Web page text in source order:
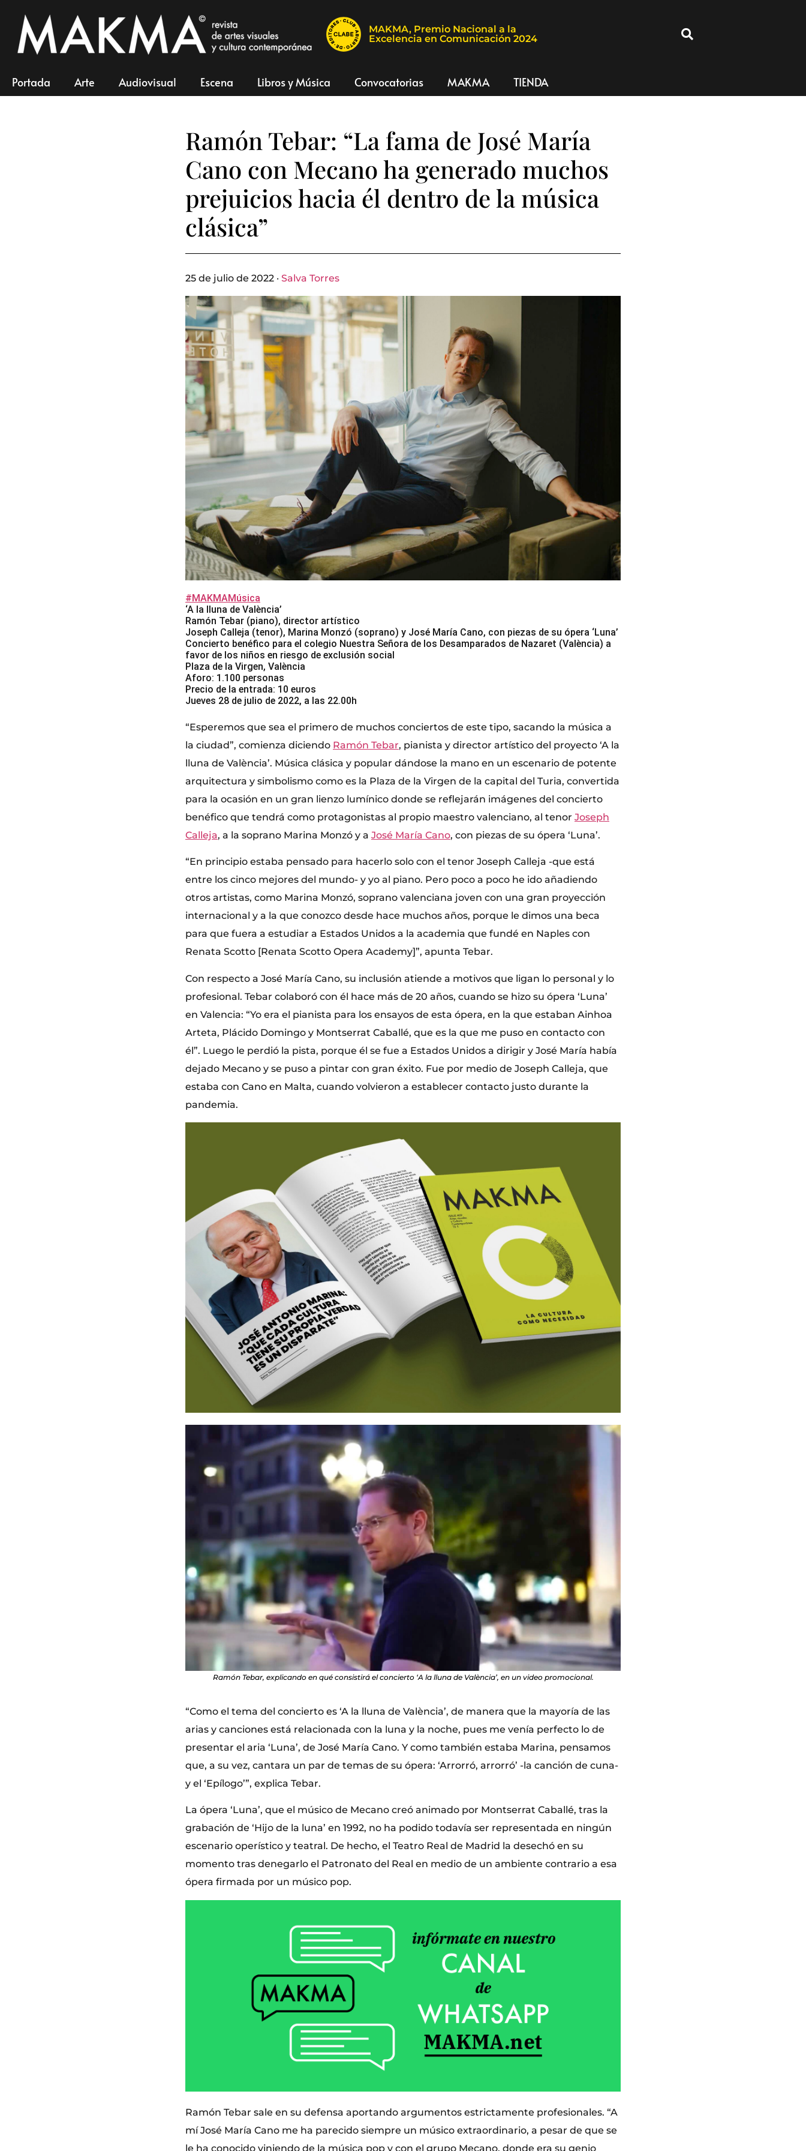
MAKMA, Premio Nacional a la
Excelencia en Comunicación 2024
Portada Arte Audiovisual Escena Libros y Música Convocatorias MAKMA TIENDA
Ramón Tebar: “La fama de José María
Cano con Mecano ha generado muchos
prejuicios hacia él dentro de la música
clásica”
25 de julio de 2022 · Salva Torres
#MAKMAMúsica
‘A la lluna de València’
Ramón Tebar (piano), director artístico
Joseph Calleja (tenor), Marina Monzó (soprano) y José María Cano, con piezas de su ópera ‘Luna’
Concierto benéfico para el colegio Nuestra Señora de los Desamparados de Nazaret (València) a
favor de los niños en riesgo de exclusión social
Plaza de la Virgen, València
Aforo: 1.100 personas
Precio de la entrada: 10 euros
Jueves 28 de julio de 2022, a las 22.00h
“Esperemos que sea el primero de muchos conciertos de este tipo, sacando la música a
la ciudad”, comienza diciendo Ramón Tebar, pianista y director artístico del proyecto ‘A la
lluna de València’. Música clásica y popular dándose la mano en un escenario de potente
arquitectura y simbolismo como es la Plaza de la Virgen de la capital del Turia, convertida
para la ocasión en un gran lienzo lumínico donde se reflejarán imágenes del concierto
benéfico que tendrá como protagonistas al propio maestro valenciano, al tenor Joseph
Calleja, a la soprano Marina Monzó y a José María Cano, con piezas de su ópera ‘Luna’.
“En principio estaba pensado para hacerlo solo con el tenor Joseph Calleja -que está
entre los cinco mejores del mundo- y yo al piano. Pero poco a poco he ido añadiendo
otros artistas, como Marina Monzó, soprano valenciana joven con una gran proyección
internacional y a la que conozco desde hace muchos años, porque le dimos una beca
para que fuera a estudiar a Estados Unidos a la academia que fundé en Naples con
Renata Scotto [Renata Scotto Opera Academy]”, apunta Tebar.
Con respecto a José María Cano, su inclusión atiende a motivos que ligan lo personal y lo
profesional. Tebar colaboró con él hace más de 20 años, cuando se hizo su ópera ‘Luna’
en Valencia: “Yo era el pianista para los ensayos de esta ópera, en la que estaban Ainhoa
Arteta, Plácido Domingo y Montserrat Caballé, que es la que me puso en contacto con
él”. Luego le perdió la pista, porque él se fue a Estados Unidos a dirigir y José María había
dejado Mecano y se puso a pintar con gran éxito. Fue por medio de Joseph Calleja, que
estaba con Cano en Malta, cuando volvieron a establecer contacto justo durante la
pandemia.
Ramón Tebar, explicando en qué consistirá el concierto ‘A la lluna de València’, en un video promocional.
“Como el tema del concierto es ‘A la lluna de València’, de manera que la mayoría de las
arias y canciones está relacionada con la luna y la noche, pues me venía perfecto lo de
presentar el aria ‘Luna’, de José María Cano. Y como también estaba Marina, pensamos
que, a su vez, cantara un par de temas de su ópera: ‘Arrorró, arrorró’ -la canción de cuna-
y el ‘Epílogo’”, explica Tebar.
La ópera ‘Luna’, que el músico de Mecano creó animado por Montserrat Caballé, tras la
grabación de ‘Hijo de la luna’ en 1992, no ha podido todavía ser representada en ningún
escenario operístico y teatral. De hecho, el Teatro Real de Madrid la desechó en su
momento tras denegarlo el Patronato del Real en medio de un ambiente contrario a esa
ópera firmada por un músico pop.
Ramón Tebar sale en su defensa aportando argumentos estrictamente profesionales. “A
mí José María Cano me ha parecido siempre un músico extraordinario, a pesar de que se
le ha conocido viniendo de la música pop y con el grupo Mecano, donde era su genio